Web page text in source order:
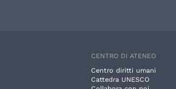
CENTRO DI ATENEO
Centro diritti umani
Cattedra UNESCO